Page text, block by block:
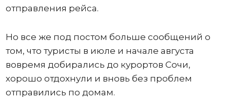
отправления рейса.
Но все же под постом больше сообщений о
том, что туристы в июле и начале августа
вовремя добирались до курортов Сочи,
хорошо отдохнули и вновь без проблем
отправились по домам.